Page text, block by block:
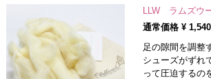
LLW ラムズウ
通常価格 ¥ 1,540
足の隙間を調整
シューズがずれ
って圧迫するの